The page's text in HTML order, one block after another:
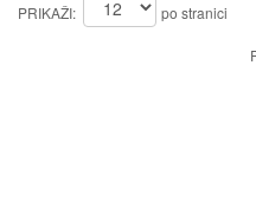
PRIKAŽI: po stranici